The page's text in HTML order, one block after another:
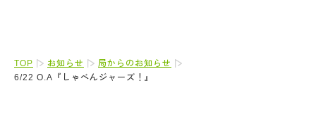
TOP お知らせ
局からのお知らせ
6/22 O.A『しゃべんジャーズ！』